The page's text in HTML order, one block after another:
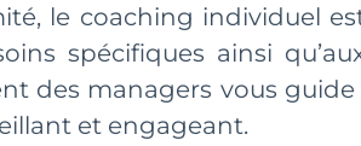
le coaching individuel
spécifiques ainsi
des managers vous
et engageant.